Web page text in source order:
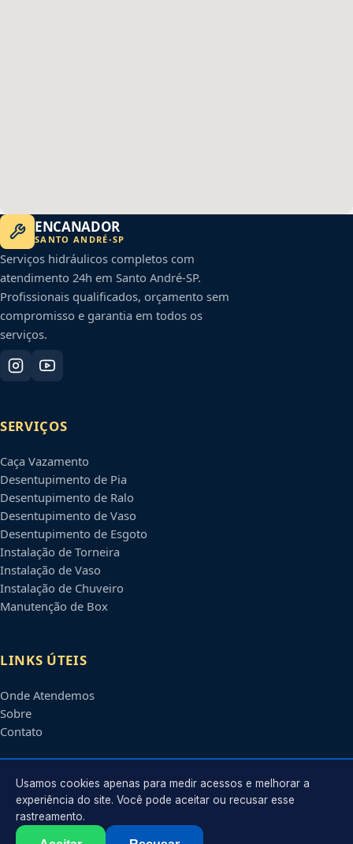
ENCANADOR
SANTO ANDRÉ-SP
Serviços hidráulicos completos com
atendimento 24h em Santo André-SP.
Profissionais qualificados, orçamento sem
compromisso e garantia em todos os
serviços.
SERVIÇOS
Caça Vazamento
Desentupimento de Pia
Desentupimento de Ralo
Desentupimento de Vaso
Desentupimento de Esgoto
Instalação de Torneira
Instalação de Vaso
Instalação de Chuveiro
Manutenção de Box
LINKS ÚTEIS
Onde Atendemos
Sobre
Contato
CONTATO
Atendimento em
contato@encanadoremsantoandre.com.br
Usamos cookies apenas para medir acessos e melhorar a
experiência do site. Você pode aceitar ou recusar esse
rastreamento.